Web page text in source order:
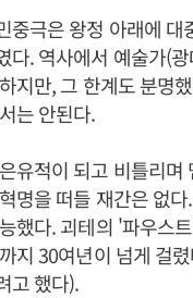
중극은 왕정 아래에 대
다. 역사에서 예술가(
지만, 그 한계도 분명
는 안된다.
유적이 되고 비틀리며
명을 떠들 재간은 없
했다. 괴테의 '파우스
지 30여년이 넘게 걸
고 했다).